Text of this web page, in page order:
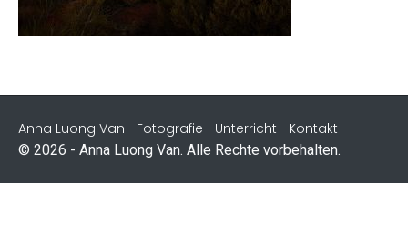
Anna Luong Van Fotografie Unterricht Kontakt
© 2026 - Anna Luong Van. Alle Rechte vorbehalten.